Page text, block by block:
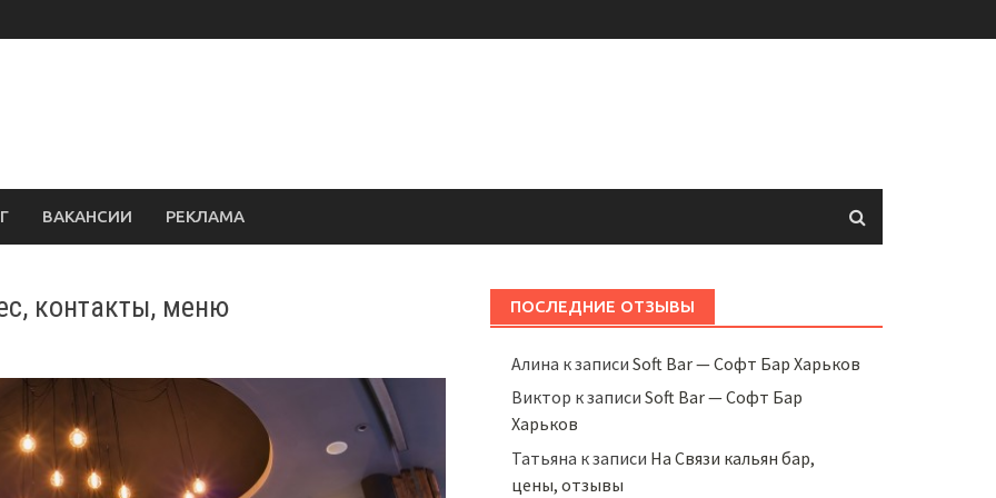
ВАКАНСИИ РЕКЛАМА
контакты, меню ПОСЛЕДНИЕ ОТЗЫВЫ
Алина к записи Soft Bar — Софт Бар Харьков
Виктор к записи Soft Bar — Софт Бар
Харьков
Татьяна к записи На Связи кальян бар,
цены, отзывы